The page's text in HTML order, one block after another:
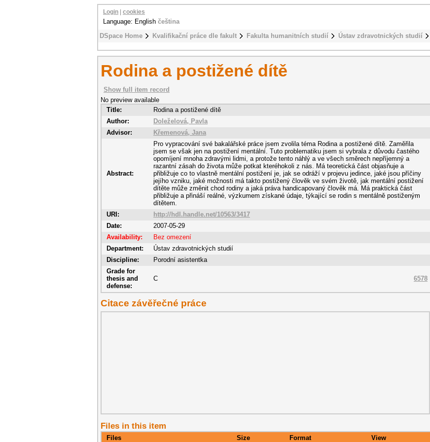
DSpace Home Kvalifikační práce dle fakult Fakulta humanitních studií Ústav zdravotnických studií
Login cookies
Language: English čeština
Rodina a postižené dítě
Show full item record
No preview available
Title:
Rodina a postižené dítě
Author:
Doleželová, Pavla
Advisor:
Křemenová, Jana
Abstract:
Pro vypracování své bakalářské práce jsem zvolila téma Rodina a postižené dítě. Zaměřila
jsem se však jen na postižení mentální. Tuto problematiku jsem si vybrala z důvodu častého
opomíjení mnoha zdravými lidmi, a protože tento náhlý a ve všech směrech nepříjemný a
razantní zásah do života může potkat kteréhokoli z nás. Má teoretická část objasňuje a
přibližuje co to vlastně mentální postižení je, jak se odráží v projevu jedince, jaké jsou příčiny
jejího vzniku, jaké možnosti má takto postižený člověk ve svém životě, jak mentální postižení
dítěte může změnit chod rodiny a jaká práva handicapovaný člověk má. Má praktická část
přibližuje a přináší reálné, výzkumem získané údaje, týkající se rodin s mentálně postiženým
dítětem.
URI:
http://hdl.handle.net/10563/3417
Date:
2007-05-29
Availability:
Bez omezení
Department:
Ústav zdravotnických studií
Discipline:
Porodní asistentka
Grade for
thesis and
defense:
C 6578
Citace závěřečné práce
Files in this item
Files Size Format View